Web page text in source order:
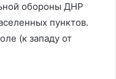
обороны ДНР
пунктов.
(к западу от